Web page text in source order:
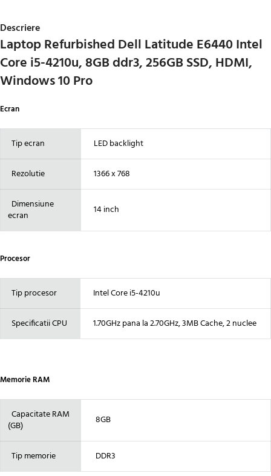
Descriere
Laptop Refurbished Dell Latitude E6440 Intel
Core i5-4210u, 8GB ddr3, 256GB SSD, HDMI,
Windows 10 Pro
Ecran
Tip ecran LED backlight
Rezolutie 1366 x 768
Dimensiune
ecran
14 inch
Procesor
Tip procesor Intel Core i5-4210u
Specificatii CPU 1.70GHz pana la 2.70GHz, 3MB Cache, 2 nuclee
Memorie RAM
Capacitate RAM
(GB)
8GB
Tip memorie DDR3